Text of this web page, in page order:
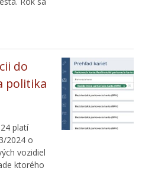
do
politika
platí
2024 o
vozidiel
ktorého